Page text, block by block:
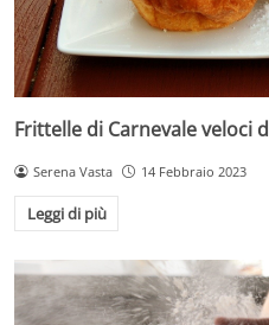
Frittelle di Carnevale veloci
Serena Vasta 14 Febbraio 2023
Leggi di più